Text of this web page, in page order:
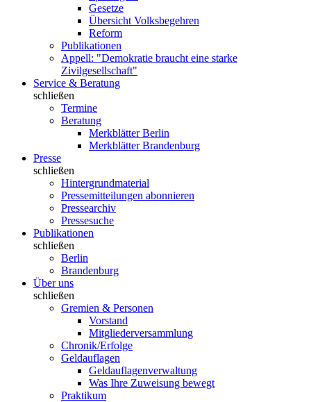
Gesetze
Übersicht Volksbegehren
Reform
Publikationen
Appell: "Demokratie braucht eine starke
Zivilgesellschaft"
Service & Beratung
schließen
Termine
Beratung
Merkblätter Berlin
Merkblätter Brandenburg
Presse
schließen
Hintergrundmaterial
Pressemitteilungen abonnieren
Pressearchiv
Pressesuche
Publikationen
schließen
Berlin
Brandenburg
Über uns
schließen
Gremien & Personen
Vorstand
Mitgliederversammlung
Chronik/Erfolge
Geldauflagen
Geldauflagenverwaltung
Was Ihre Zuweisung bewegt
Praktikum